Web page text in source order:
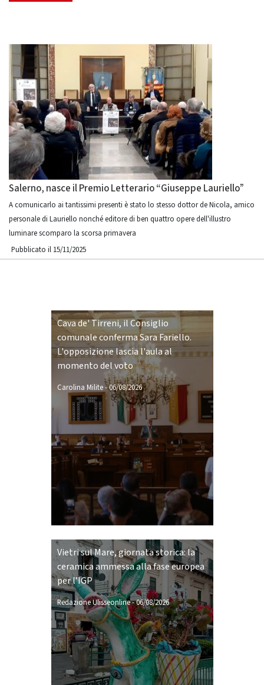
Salerno, nasce il Premio Letterario “Giuseppe Lauriello”
A comunicarlo ai tantissimi presenti è stato lo stesso dottor de Nicola, amico
personale di Lauriello nonché editore di ben quattro opere dell'illustro
luminare scomparo la scorsa primavera
Pubblicato il 15/11/2025
Cava de' Tirreni, il Consiglio
comunale conferma Sara Fariello.
L'opposizione lascia l'aula al
momento del voto
Carolina Milite-06/08/2026
Vietri sul Mare, giornata storica: la
ceramica ammessa alla fase europea
per l’IGP
Redazione Ulisseonline-06/08/2026